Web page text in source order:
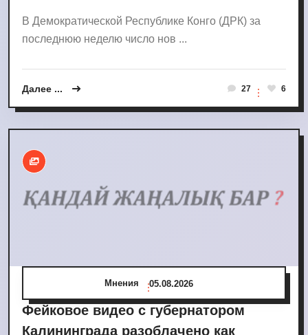
В Демократической Республике Конго (ДРК) за
последнюю неделю число нов ...
Далее ... 27 6
Мнения 05.08.2026
Фейковое видео с губернатором
Калининграда разоблачено как